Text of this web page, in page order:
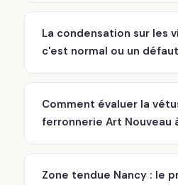
La condensation sur les
c'est normal ou un
Comment évaluer la
ferronnerie Art Nouveau
Zone tendue Nancy : le